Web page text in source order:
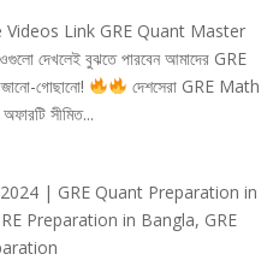
Link GRE Quant Master
দেখলেই বুঝতে পারবেন আমাদের GRE
গোছানো!
দেশসেরা GRE Math
সীমিত...
| GRE Quant Preparation in
Preparation in Bangla, GRE